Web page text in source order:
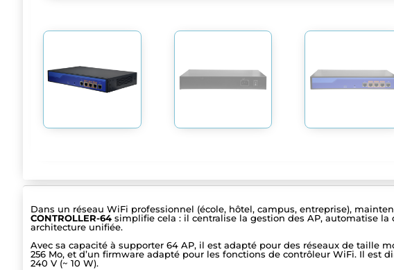
Dans un réseau WiFi professionnel (école, hôtel, campus, entreprise),
CONTROLLER-64 simplifie cela : il centralise la gestion des AP, automatise
architecture unifiée.
Avec sa capacité à supporter 64 AP, il est adapté pour des réseaux de taille
256 Mo, et d’un firmware adapté pour les fonctions de contrôleur WiFi. Il est
240 V (~ 10 W).